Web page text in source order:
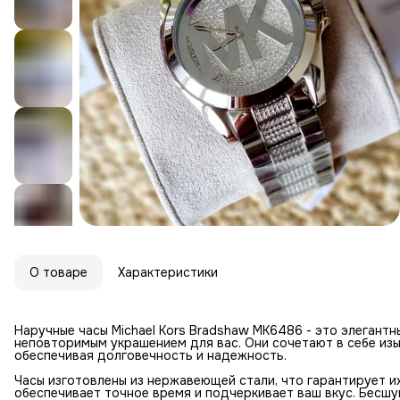
О товаре Характеристики
Наручные часы Michael Kors Bradshaw MK6486 - это
неповторимым украшением для вас. Они сочетают в себе
обеспечивая долговечность и надежность.
Часы изготовлены из нержавеющей стали, что гарантирует
обеспечивает точное время и подчеркивает ваш вкус.